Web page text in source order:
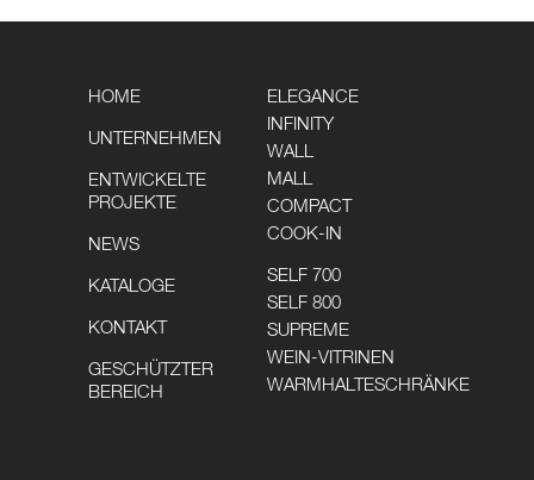
HOME
UNTERNEHMEN
ENTWICKELTE
PROJEKTE
NEWS
KATALOGE
KONTAKT
GESCHÜTZTER
BEREICH
ELEGANCE
INFINITY
WALL
MALL
COMPACT
COOK-IN
SELF 700
SELF 800
SUPREME
WEIN-VITRINEN
WARMHALTESCHRÄNKE